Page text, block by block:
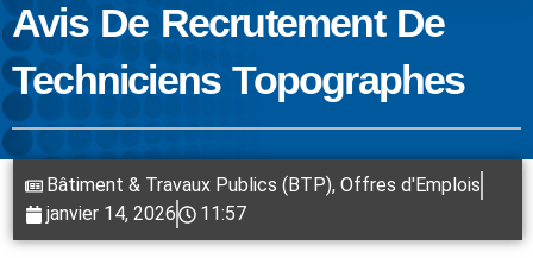
Avis De Recrutement De
Techniciens Topographes
Bâtiment & Travaux Publics (BTP), Offres d'Emplois
janvier 14, 2026
11:57